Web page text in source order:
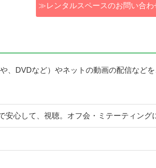
≫レンタルスペースのお問い合わ
、DVDなど）やネットの動画の配信など
安心して、視聴。オフ会・ミテーティング